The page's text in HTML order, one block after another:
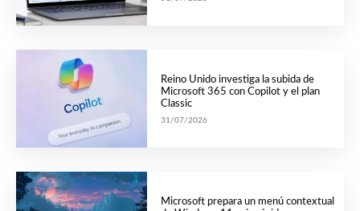
Reino Unido investiga la subida de
Microsoft 365 con Copilot y el plan
Classic
31/07/2026
Microsoft prepara un menú contextual